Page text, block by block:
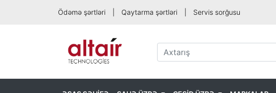
Ödəmə şərtləri Qaytarma şərtləri Servis sorğusu